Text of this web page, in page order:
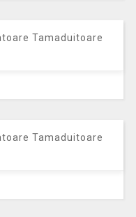
Tamaduitoare
Tamaduitoare